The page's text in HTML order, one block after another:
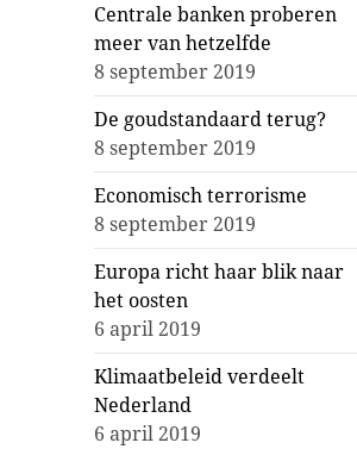
Centrale banken proberen
meer van hetzelfde
8 september 2019
De goudstandaard terug?
8 september 2019
Economisch terrorisme
8 september 2019
Europa richt haar blik naar
het oosten
6 april 2019
Klimaatbeleid verdeelt
Nederland
6 april 2019